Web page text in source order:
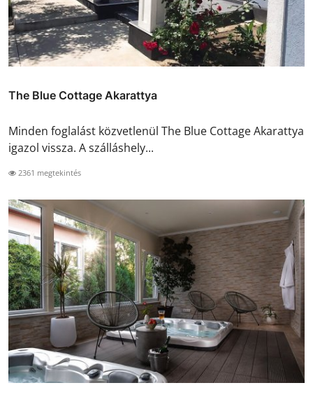
The Blue Cottage Akarattya
Minden foglalást közvetlenül The Blue Cottage Akarattya
igazol vissza. A szálláshely...
2361 megtekintés